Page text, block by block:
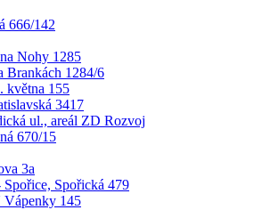
666/142
Nohy 1285
Brankách 1284/6
května 155
3417
ul., areál ZD Rozvoj
670/15
3a
Spořická 479
145